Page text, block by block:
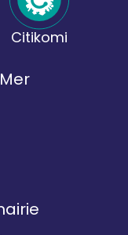
Citikomi